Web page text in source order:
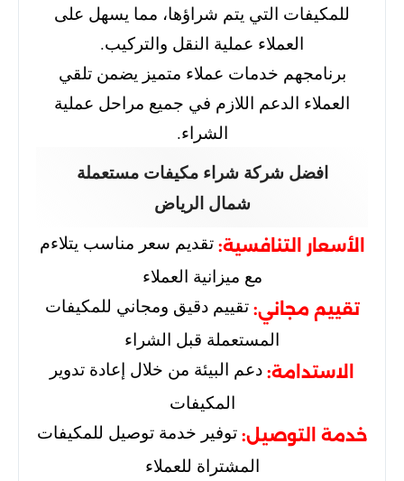
للمكيفات التي يتم شراؤها، مما يسهل على
العملاء عملية النقل والتركيب.
برنامجهم خدمات عملاء متميز يضمن تلقي
العملاء الدعم اللازم في جميع مراحل عملية
الشراء.
افضل شركة شراء مكيفات مستعملة
شمال الرياض
الأسعار التنافسية:تقديم سعر مناسب يتلاءم
مع ميزانية العملاء
تقييم مجاني: تقييم دقيق ومجاني للمكيفات
المستعملة قبل الشراء
الاستدامة: دعم البيئة من خلال إعادة تدوير
المكيفات
خدمة التوصيل: توفير خدمة توصيل للمكيفات
المشتراة للعملاء